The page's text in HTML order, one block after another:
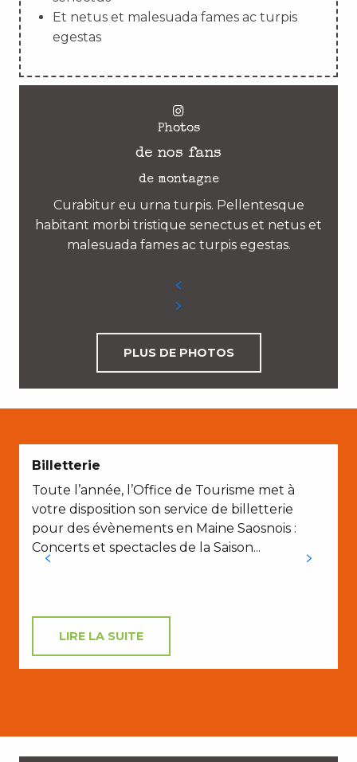
Et netus et malesuada fames ac turpis
egestas
Photos
de nos fans
de montagne
Curabitur eu urna turpis. Pellentesque
habitant morbi tristique senectus et netus et
malesuada fames ac turpis egestas.
PLUS DE PHOTOS
Billetterie
Toute l’année, l’Office de Tourisme met à
votre disposition son service de billetterie
pour des évènements en Maine Saosnois :
Concerts et spectacles de la Saison...
LIRE LA SUITE